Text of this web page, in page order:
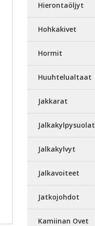
Hierontaöljyt
Hohkakivet
Hormit
Huuhtelualtaat
Jakkarat
Jalkakylpysuolat
Jalkakylvyt
Jalkavoiteet
Jatkojohdot
Kamiinan Ovet